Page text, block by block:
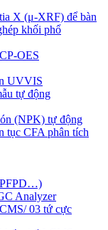
X (μ-XRF) để bàn
khối phổ
OES
UVVIS
tự động
(NPK) tự động
tục CFA phân tích
PFPD…)
Analyzer
03 tứ cực